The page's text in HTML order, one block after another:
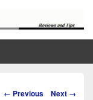
Image
← Previous Next →